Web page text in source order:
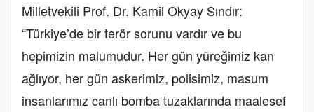
Milletvekili Prof. Dr. Kamil Okyay Sındır:
“Türkiye’de bir terör sorunu vardır ve bu
hepimizin malumudur. Her gün yüreğimiz kan
ağlıyor, her gün askerimiz, polisimiz, masum
insanlarımız canlı bomba tuzaklarında maalesef